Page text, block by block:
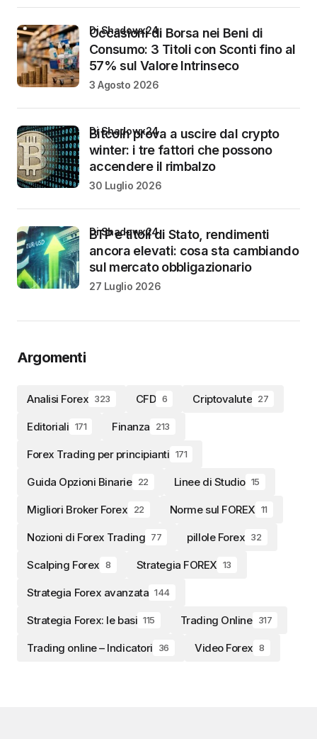
Occasioni di Borsa nei Beni di
Consumo: 3 Titoli con Sconti fino al
57% sul Valore Intrinseco
di Shadowx24
3 Agosto 2026
Bitcoin prova a uscire dal crypto
winter: i tre fattori che possono
accendere il rimbalzo
di Shadowx24
30 Luglio 2026
BTP e titoli di Stato, rendimenti
ancora elevati: cosa sta cambiando
sul mercato obbligazionario
di Shadowx24
27 Luglio 2026
Argomenti
Analisi Forex 323 CFD 6 Criptovalute 27
Editoriali 171 Finanza 213
Forex Trading per principianti 171
Guida Opzioni Binarie 22 Linee di Studio 15
Migliori Broker Forex 22 Norme sul FOREX 11
Nozioni di Forex Trading 77 pillole Forex 32
Scalping Forex 8 Strategia FOREX 13
Strategia Forex avanzata 144
Strategia Forex: le basi 115 Trading Online 317
Trading online – Indicatori 36 Video Forex 8